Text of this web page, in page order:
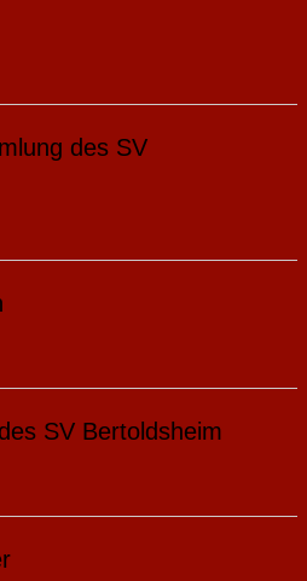
des SV
SV Bertoldsheim